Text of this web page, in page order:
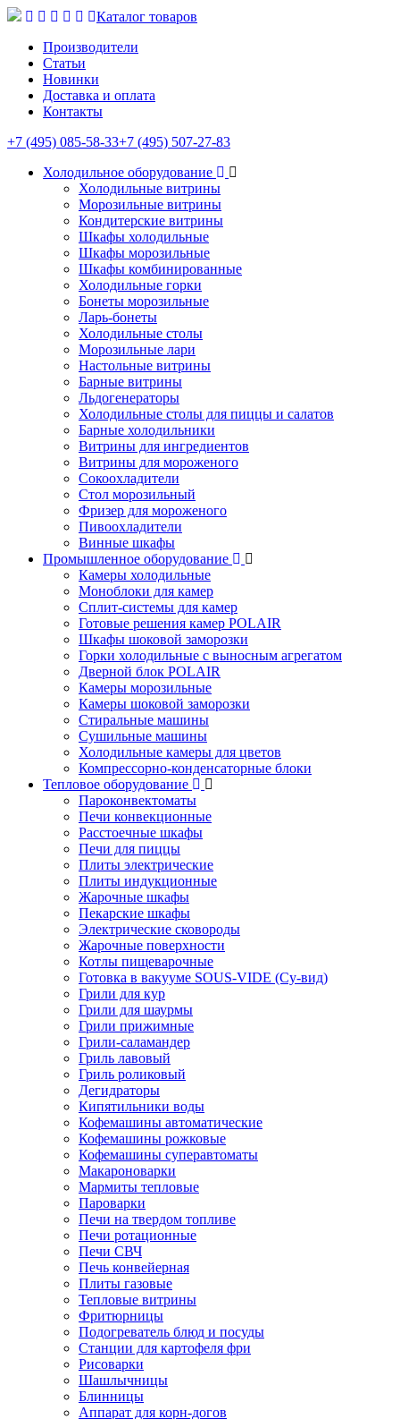
Каталог товаров
Производители
Статьи
Новинки
Доставка и оплата
Контакты
+7 (495) 085-58-33+7 (495) 507-27-83
Холодильное оборудование
Холодильные витрины
Морозильные витрины
Кондитерские витрины
Шкафы холодильные
Шкафы морозильные
Шкафы комбинированные
Холодильные горки
Бонеты морозильные
Ларь-бонеты
Холодильные столы
Морозильные лари
Настольные витрины
Барные витрины
Льдогенераторы
Холодильные столы для пиццы и салатов
Барные холодильники
Витрины для ингредиентов
Витрины для мороженого
Сокоохладители
Стол морозильный
Фризер для мороженого
Пивоохладители
Винные шкафы
Промышленное оборудование
Камеры холодильные
Моноблоки для камер
Сплит-системы для камер
Готовые решения камер POLAIR
Шкафы шоковой заморозки
Горки холодильные с выносным агрегатом
Дверной блок POLAIR
Камеры морозильные
Камеры шоковой заморозки
Стиральные машины
Сушильные машины
Холодильные камеры для цветов
Компрессорно-конденсаторные блоки
Тепловое оборудование
Пароконвектоматы
Печи конвекционные
Расстоечные шкафы
Печи для пиццы
Плиты электрические
Плиты индукционные
Жарочные шкафы
Пекарские шкафы
Электрические сковороды
Жарочные поверхности
Котлы пищеварочные
Готовка в вакууме SOUS-VIDE (Су-вид)
Грили для кур
Грили для шаурмы
Грили прижимные
Грили-саламандер
Гриль лавовый
Гриль роликовый
Дегидраторы
Кипятильники воды
Кофемашины автоматические
Кофемашины рожковые
Кофемашины суперавтоматы
Макароноварки
Мармиты тепловые
Пароварки
Печи на твердом топливе
Печи ротационные
Печи СВЧ
Печь конвейерная
Плиты газовые
Тепловые витрины
Фритюрницы
Подогреватель блюд и посуды
Станции для картофеля фри
Рисоварки
Шашлычницы
Блинницы
Аппарат для корн-догов